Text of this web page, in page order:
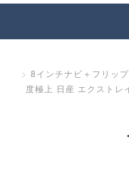
8インチナビ＋フリッ
度極上 日産 エクスト